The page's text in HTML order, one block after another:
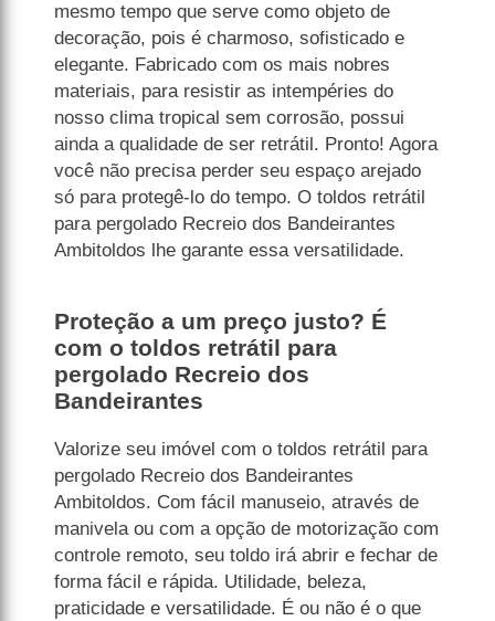
mesmo tempo que serve como objeto de
decoração, pois é charmoso, sofisticado e
elegante. Fabricado com os mais nobres
materiais, para resistir as intempéries do
nosso clima tropical sem corrosão, possui
ainda a qualidade de ser retrátil. Pronto! Agora
você não precisa perder seu espaço arejado
só para protegê-lo do tempo. O toldos retrátil
para pergolado Recreio dos Bandeirantes
Ambitoldos lhe garante essa versatilidade.
Proteção a um preço justo? É
com o toldos retrátil para
pergolado Recreio dos
Bandeirantes
Valorize seu imóvel com o toldos retrátil para
pergolado Recreio dos Bandeirantes
Ambitoldos. Com fácil manuseio, através de
manivela ou com a opção de motorização com
controle remoto, seu toldo irá abrir e fechar de
forma fácil e rápida. Utilidade, beleza,
praticidade e versatilidade. É ou não é o que